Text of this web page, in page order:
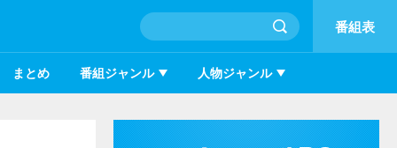
番組表
まとめ 番組ジャンル 人物ジャンル